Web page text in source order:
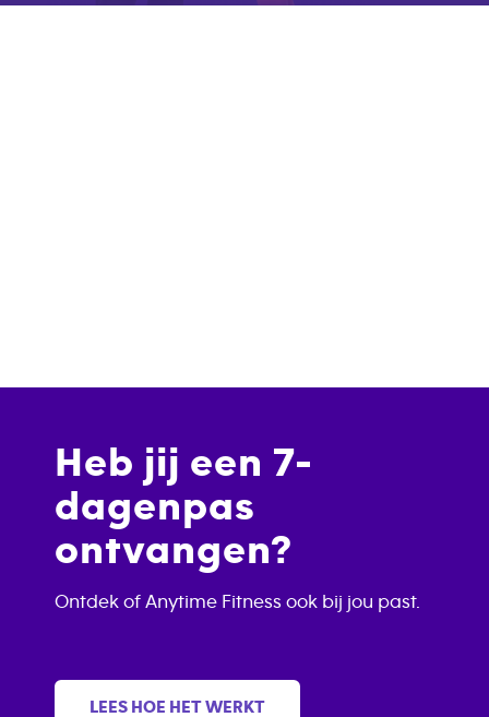
Heb jij een 7-
dagenpas
ontvangen?
Ontdek of Anytime Fitness ook bij jou past.
LEES HOE HET WERKT